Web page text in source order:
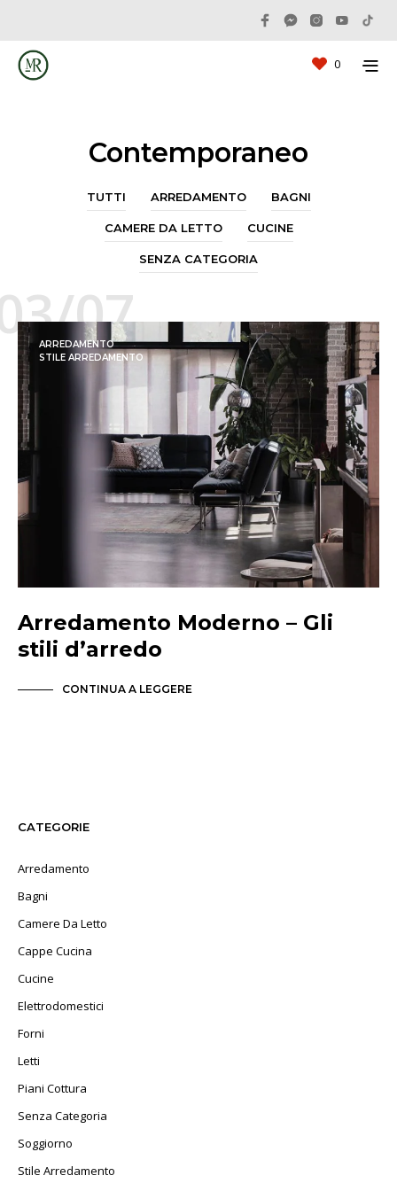
0
Contemporaneo
TUTTI ARREDAMENTO BAGNI
CAMERE DA LETTO CUCINE
SENZA CATEGORIA
07
ARREDAMENTO
STILE ARREDAMENTO
Arredamento Moderno – Gli
stili d’arredo
CONTINUA A LEGGERE
CATEGORIE
Arredamento
Bagni
Camere Da Letto
Cappe Cucina
Cucine
Elettrodomestici
Forni
Letti
Piani Cottura
Senza Categoria
Soggiorno
Stile Arredamento